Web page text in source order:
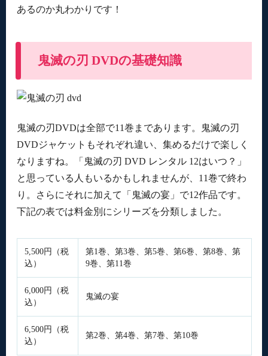
あるのか丸わかりです！
鬼滅の刃 DVDの基礎知識
鬼滅の刃DVDは全部で11巻まであります。鬼滅の刃
DVDジャケットもそれぞれ違い、集めるだけで楽しく
なりますね。「鬼滅の刃 DVD レンタル 12はいつ？」
と思っている人もいるかもしれませんが、11巻で終わ
り。さらにそれに加えて「鬼滅の宴」で12作品です。
下記の表では料金別にシリーズを分類しました。
5,500円（税
込）
第1巻、第3巻、第5巻、第6巻、第8巻、第
9巻、第11巻
6,000円（税
込）
鬼滅の宴
6,500円（税
込）
第2巻、第4巻、第7巻、第10巻